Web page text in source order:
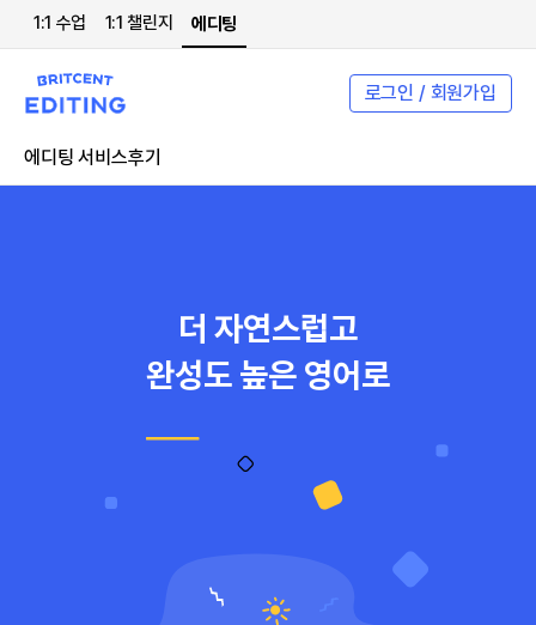
1:1 수업 1:1 챌린지 에디팅
로그인 / 회원가입
에디팅 서비스후기
더 자연스럽고
완성도 높은 영어로